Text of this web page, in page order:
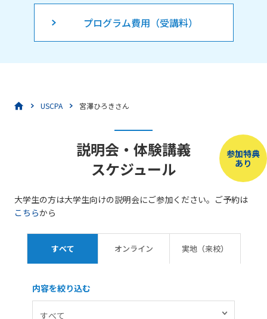
プログラム費用（受講料）
USCPA 宮澤ひろきさん
参加特典
あり
説明会・体験講義
スケジュール
大学生の方は大学生向けの説明会にご参加ください。ご予約は
こちらから
すべて オンライン 実地（来校）
内容を絞り込む